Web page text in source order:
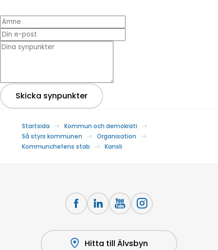
Ämne
Din e-post
* Dina synpunkter
Skicka synpunkter
Startsida
Kommun och demokrati
Så styrs kommunen
Organisation
Kommunchefens stab
Kansli
Hitta till Älvsbyn